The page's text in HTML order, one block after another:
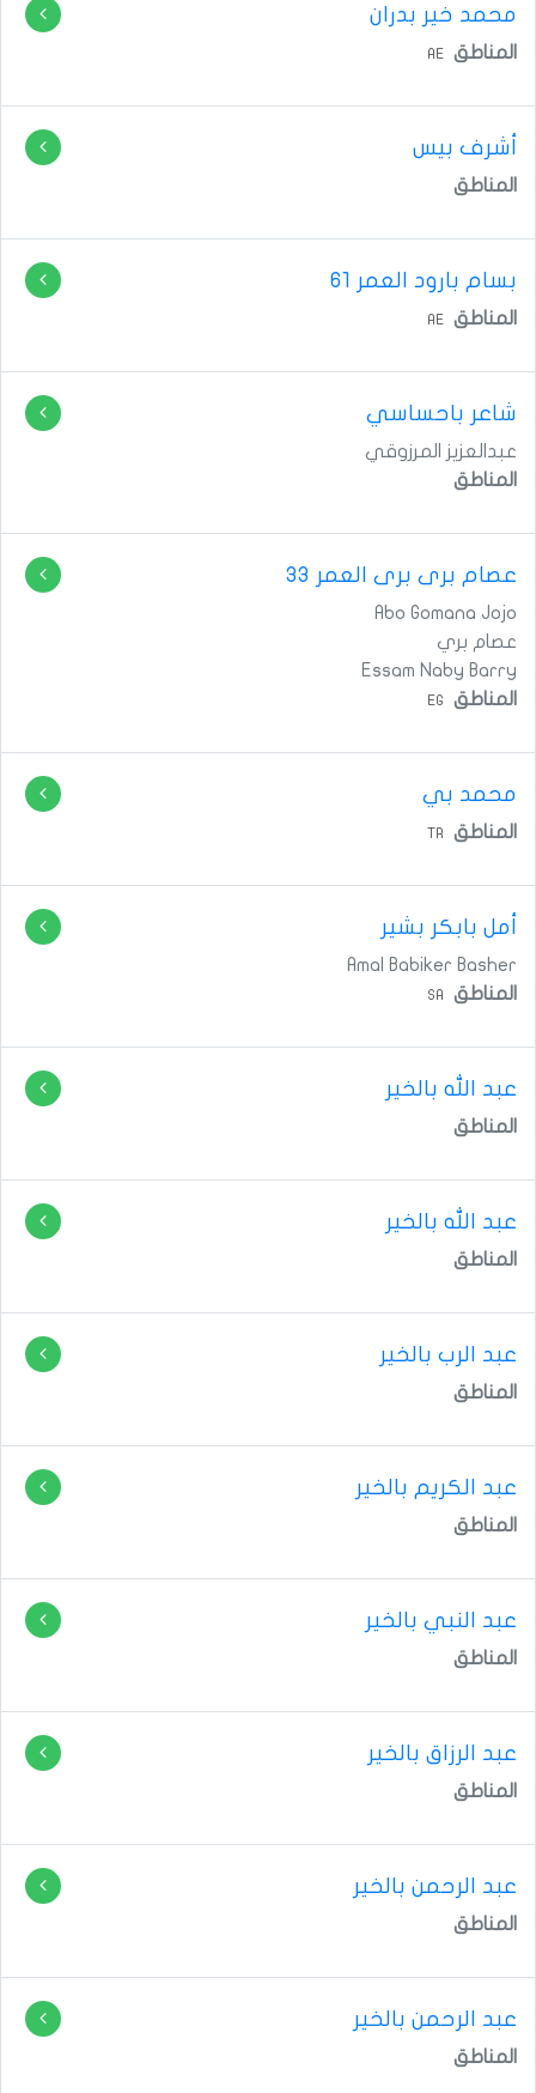
محمد خير بدران
المناطق AE
أشرف بيس
المناطق
بسام بارود العمر 61
المناطق AE
شاعر باحساسي
عبدالعزيز المرزوقي
المناطق
عصام برى برى العمر 33
Abo Gomana Jojo
عصام بري
Essam Naby Barry
المناطق
EG
محمد بي
المناطق TR
أمل بابكر بشير
Amal Babiker Basher
المناطق
SA
عبد الله بالخير
المناطق
المناطق
عبد الرب بالخير
المناطق
عبد الكريم بالخير
المناطق
عبد النبي بالخير
المناطق
عبد الرزاق بالخير
المناطق
عبد الرحمن بالخير
المناطق
عبد الرحمن بالخير
المناطق